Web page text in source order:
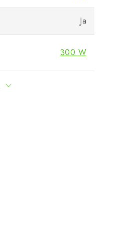
Ja
300 W